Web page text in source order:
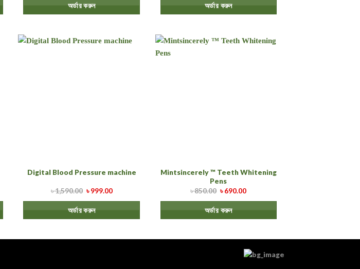
অর্ডার করুন অর্ডার করুন
Digital Blood Pressure machine
৳1,590.00 ৳999.00
অর্ডার করুন
Mintsincerely ™ Teeth Whitening
Pens
৳850.00 ৳690.00
অর্ডার করুন